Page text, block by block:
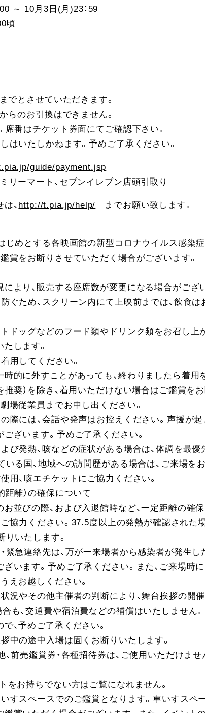
～ 10月3日(月)23：59
頃
とさせていただきます。
らのお引換はできません。
番はチケット券面にてご確認下さい。
はいたしかねます。予めご了承ください。
guide/payment.jsp
リーマート、セブンイレブン店頭引取り
、 http://t.pia.jp/help/ までお願い致します。
じめとする各映画館の新型コロナウイルス感染
賞をお断りさせていただく場合がございます。
より、販売する座席数が変更になる場合がござ
ぐため、スクリーン内にて上映前までは、飲食
ドッグなどのフード類やドリンク類をお召し上
します。
用してください。
的に外すことがあっても、終わりましたら着用
奨）を除き、着用いただけない場合はご鑑賞を
場従業員までお申し出ください。
際には、会話や発声はお控えください。声援が
ざいます。予めご了承ください。
び発熱、咳などの症状がある場合は、体調を最優
る国、地域への訪問歴がある場合は、ご来場を
用、咳エチケットにご協力ください。
離）の確保について
並びの際、および入退館時など、一定距離の確保
協力ください。37.5度以上の発熱が確認された
りいたします。
緊急連絡先は、万が一来場者から感染者が発生
います。予めご了承ください。また、ご来場時
えお越しください。
況やその他主催者の判断により、舞台挨拶の開
も、交通費や宿泊費などの補償はいたしません
、予めご了承ください。
中の途中入場は固くお断りいたします。
前売鑑賞券・各種招待券は、ご使用いただけませ
をお持ちでない方はご覧になれません。
すスペースでのご鑑賞となります。車いすスペ